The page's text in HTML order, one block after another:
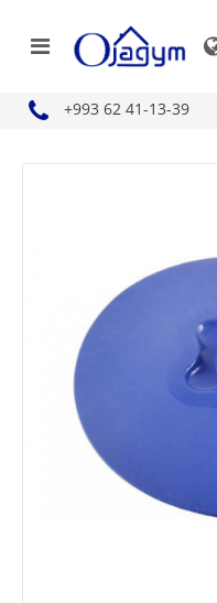
+993 62 41-13-39